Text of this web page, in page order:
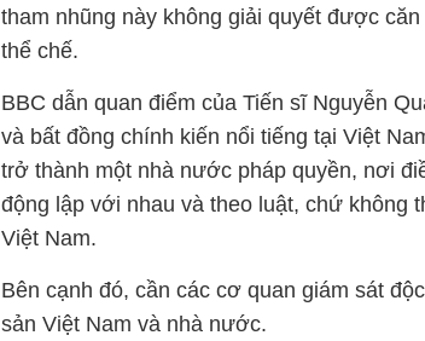
tham nhũng này không giải quyết được
thể chế.
BBC dẫn quan điểm của Tiến sĩ Nguyễn
và bất đồng chính kiến nổi tiếng tại Việt
trở thành một nhà nước pháp quyền, nơi
động lập với nhau và theo luật, chứ không
Việt Nam.
Bên cạnh đó, cần các cơ quan giám sát
sản Việt Nam và nhà nước.